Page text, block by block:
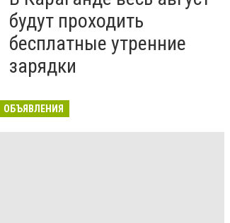
будут проходить
бесплатные утренние
зарядки
ОБЪЯВЛЕНИЯ